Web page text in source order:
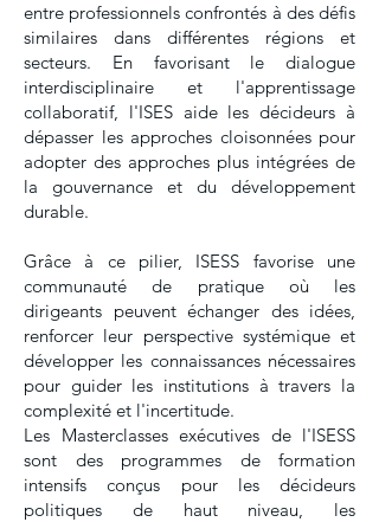
entre professionnels confrontés à des défis
similaires dans différentes régions et
secteurs. En favorisant le dialogue
interdisciplinaire et l'apprentissage
collaboratif, l'ISES aide les décideurs à
dépasser les approches cloisonnées pour
adopter des approches plus intégrées de
la gouvernance et du développement
durable.
Grâce à ce pilier, ISESS favorise une
communauté de pratique où les
dirigeants peuvent échanger des idées,
renforcer leur perspective systémique et
développer les connaissances nécessaires
pour guider les institutions à travers la
complexité et l'incertitude.
Les Masterclasses exécutives de l'ISESS
sont des programmes de formation
intensifs conçus pour les décideurs
politiques de haut niveau, les